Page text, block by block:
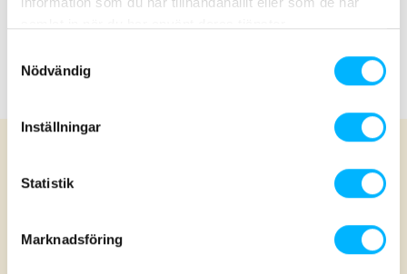
Nödvändig
Inställningar
Statistik
Marknadsföring
Wenn Sie gegen irgendein Lebensmittel allergisch
sind, fragen Sie bitte an der Theke in unseren
Kräften!
Eingangskiosk